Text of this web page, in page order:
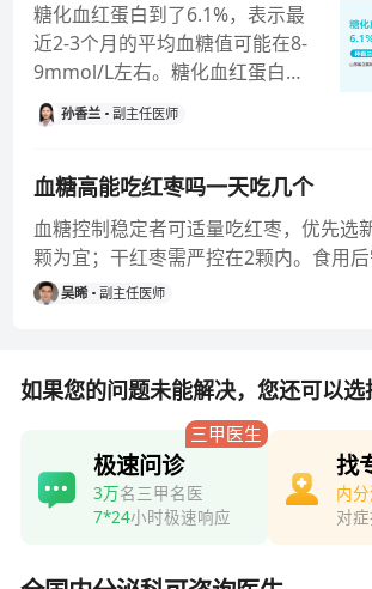
糖化血红蛋白到了6.1%，表示最
近2-3个月的平均血糖值可能在8-
9mmol/L左右。糖化血红蛋白反
映了近2-3个月的血
孙香兰 副主任医师
血糖高能吃红枣吗一天吃几个
血糖控制稳定者可适量吃红枣，优先选
颗为宜；干红枣需严控在2颗内。食用后
扣减主食。血糖波动大
吴晞 副主任医师
如果您的问题未能解决，您还可以选
三甲医生
极速问诊
3万名三甲名医
7*24小时极速响应
找
内
对